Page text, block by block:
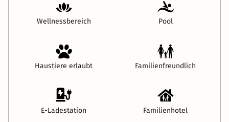
Wellnessbereich Pool
Haustiere erlaubt Familienfreundlich
E-Ladestation Familienhotel